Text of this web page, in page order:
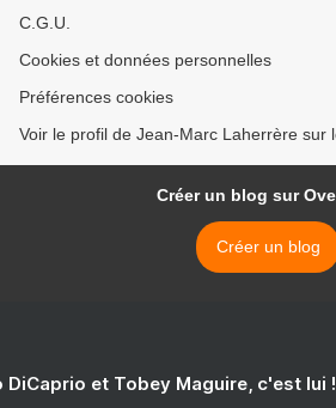
C.G.U.
Cookies et données personnelles
Préférences cookies
Voir le profil de Jean-Marc Laherrère sur
Créer un blog sur
Créer un blog
DiCaprio et Tobey Maguire, c'est lui